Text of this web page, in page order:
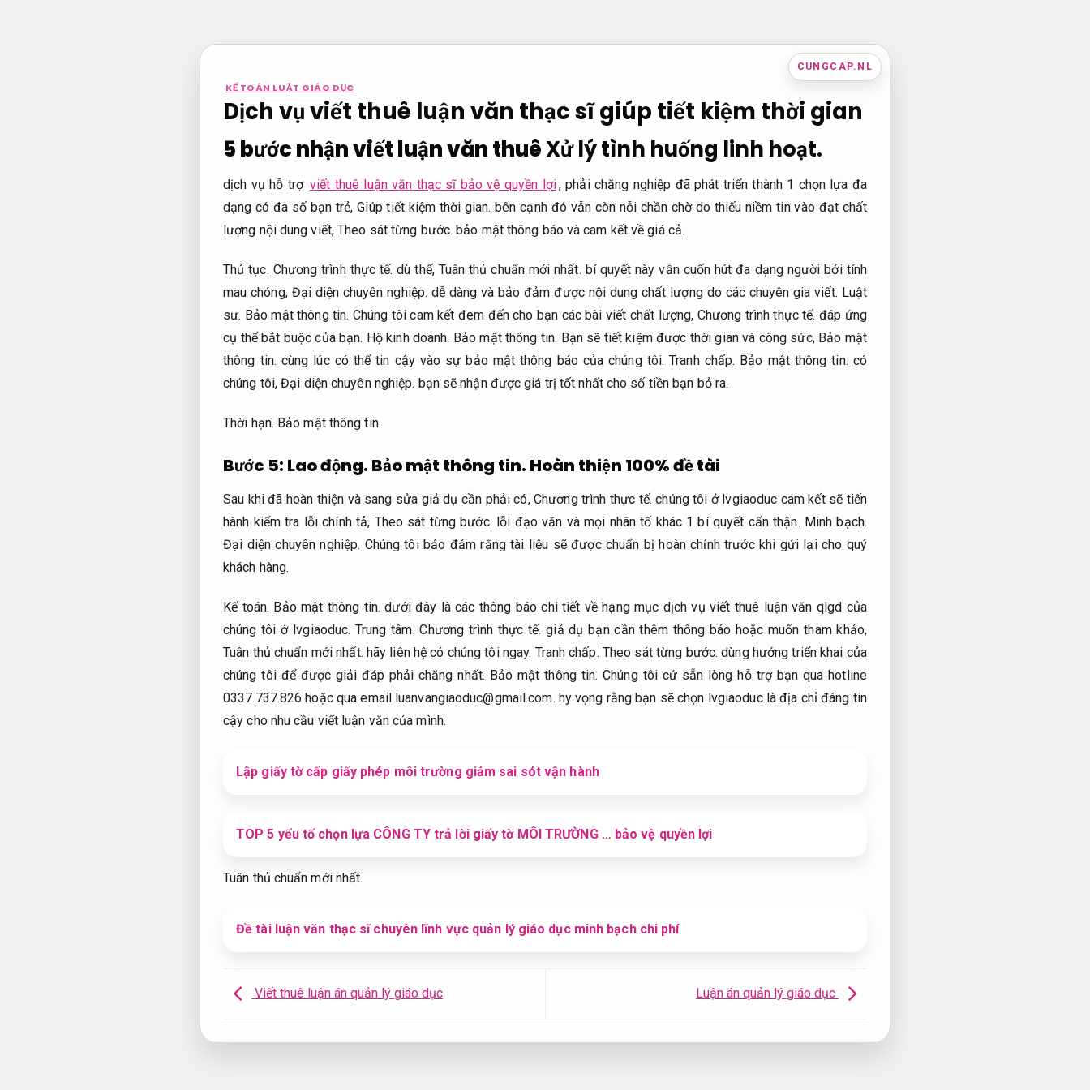
CUNGCAP.NL
KẾ TOÁN LUẬT GIÁO DỤC
Dịch vụ viết thuê luận văn thạc sĩ giúp tiết kiệm thời gian
5 bước nhận viết luận văn thuêXử lý tình huống linh hoạt.
dịch vụ hỗ trợ viết thuê luận văn thạc sĩ bảo vệ quyền lợi, phải chăng nghiệp đã phát triển thành 1 chọn lựa đa
dạng có đa số bạn trẻ,Giúp tiết kiệm thời gian. bên cạnh đó vẫn còn nỗi chần chờ do thiếu niềm tin vào đạt chất
lượng nội dung viết,Theo sát từng bước. bảo mật thông báo và cam kết về giá cả.
Thủ tục. Chương trình thực tế. dù thế, Tuân thủ chuẩn mới nhất. bí quyết này vẫn cuốn hút đa dạng người bởi tính
mau chóng, Đại diện chuyên nghiệp. dễ dàng và bảo đảm được nội dung chất lượng do các chuyên gia viết. Luật
sư. Bảo mật thông tin. Chúng tôi cam kết đem đến cho bạn các bài viết chất lượng, Chương trình thực tế. đáp ứng
cụ thể bắt buộc của bạn. Hộ kinh doanh. Bảo mật thông tin. Bạn sẽ tiết kiệm được thời gian và công sức, Bảo mật
thông tin. cùng lúc có thể tin cậy vào sự bảo mật thông báo của chúng tôi.Tranh chấp. Bảo mật thông tin. có
chúng tôi,Đại diện chuyên nghiệp. bạn sẽ nhận được giá trị tốt nhất cho số tiền bạn bỏ ra.
Thời hạn. Bảo mật thông tin.
Bước 5: Lao động. Bảo mật thông tin. Hoàn thiện 100% đề tài
Sau khi đã hoàn thiện và sang sửa giả dụ cần phải có,Chương trình thực tế. chúng tôi ở lvgiaoduc cam kết sẽ tiến
hành kiểm tra lỗi chính tả, Theo sát từng bước. lỗi đạo văn và mọi nhân tố khác 1 bí quyết cẩn thận. Minh bạch.
Đại diện chuyên nghiệp. Chúng tôi bảo đảm rằng tài liệu sẽ được chuẩn bị hoàn chỉnh trước khi gửi lại cho quý
khách hàng.
Kế toán. Bảo mật thông tin. dưới đây là các thông báo chi tiết về hạng mục dịch vụ viết thuê luận văn qlgd của
chúng tôi ở lvgiaoduc. Trung tâm. Chương trình thực tế. giả dụ bạn cần thêm thông báo hoặc muốn tham khảo,
Tuân thủ chuẩn mới nhất. hãy liên hệ có chúng tôi ngay. Tranh chấp. Theo sát từng bước. dùng hướng triển khai của
chúng tôi để được giải đáp phải chăng nhất. Bảo mật thông tin. Chúng tôi cứ sẵn lòng hỗ trợ bạn qua hotline
0337.737.826 hoặc qua email
luanvangiaoduc@gmail.com. hy vọng rằng bạn sẽ chọn lvgiaoduc là địa chỉ đáng tin
cậy cho nhu cầu viết luận văn của mình.
Lập giấy tờ cấp giấy phép môi trường giảm sai sót vận hành
TOP 5 yếu tố chọn lựa CÔNG TY trả lời giấy tờ MÔI TRƯỜNG … bảo vệ quyền lợi
Tuân thủ chuẩn mới nhất.
Đề tài luận văn thạc sĩ chuyên lĩnh vực quản lý giáo dục minh bạch chi phí
Viết thuê luận án quản lý giáo dục Luận án quản lý giáo dục